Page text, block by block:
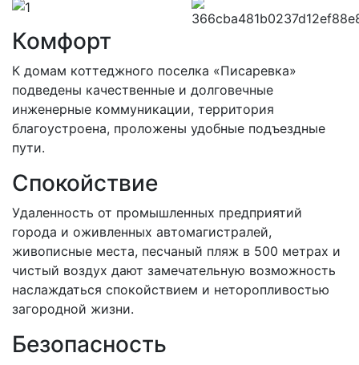
Комфорт
К домам коттеджного поселка «Писаревка»
подведены качественные и долговечные
инженерные коммуникации, территория
благоустроена, проложены удобные подъездные
пути.
Спокойствие
Удаленность от промышленных предприятий
города и оживленных автомагистралей,
живописные места, песчаный пляж в 500 метрах и
чистый воздух дают замечательную возможность
наслаждаться спокойствием и неторопливостью
загородной жизни.
Безопасность